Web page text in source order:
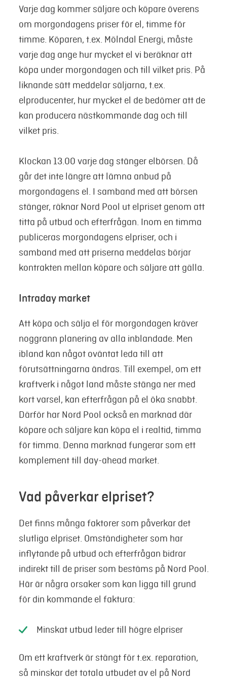
Varje dag kommer säljare och köpare överens
om morgondagens priser för el, timme för
timme. Köparen, t.ex. Mölndal Energi, måste
varje dag ange hur mycket el vi beräknar att
köpa under morgondagen och till vilket pris. På
liknande sätt meddelar säljarna, t.ex.
elproducenter, hur mycket el de bedömer att de
kan producera nästkommande dag och till
vilket pris.
Klockan 13.00 varje dag stänger elbörsen. Då
går det inte längre att lämna anbud på
morgondagens el. I samband med att börsen
stänger, räknar Nord Pool ut elpriset genom att
titta på utbud och efterfrågan. Inom en timma
publiceras morgondagens elpriser, och i
samband med att priserna meddelas börjar
kontrakten mellan köpare och säljare att gälla.
Intraday market
Att köpa och sälja el för morgondagen kräver
noggrann planering av alla inblandade. Men
ibland kan något oväntat leda till att
förutsättningarna ändras. Till exempel, om ett
kraftverk i något land måste stänga ner med
kort varsel, kan efterfrågan på el öka snabbt.
Därför har Nord Pool också en marknad där
köpare och säljare kan köpa el i realtid, timma
för timma. Denna marknad fungerar som ett
komplement till day-ahead market.
Vad påverkar elpriset?
Det finns många faktorer som påverkar det
slutliga elpriset. Omständigheter som har
inflytande på utbud och efterfrågan bidrar
indirekt till de priser som bestäms på Nord Pool.
Här är några orsaker som kan ligga till grund
för din kommande el faktura:
Minskat utbud leder till högre elpriser
Om ett kraftverk är stängt för t.ex. reparation,
så minskar det totala utbudet av el på Nord